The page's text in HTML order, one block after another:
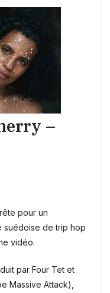
–
pour un
suédoise de trip hop
vidéo.
par Four Tet et
Massive Attack),